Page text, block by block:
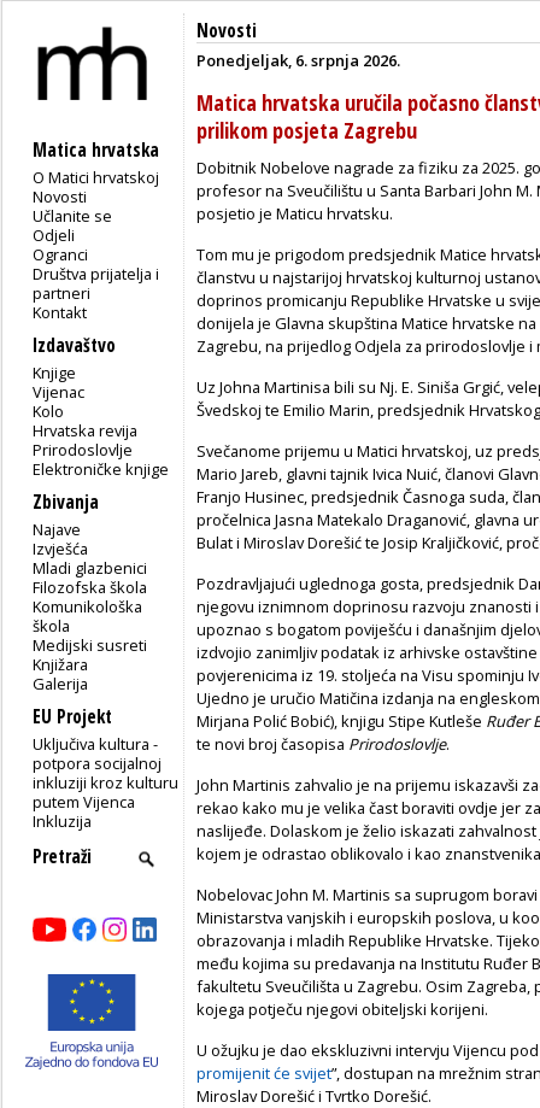
Matica hrvatska
O Matici hrvatskoj
Novosti
Učlanite se
Odjeli
Ogranci
Društva prijatelja i
partneri
Kontakt
Izdavaštvo
Knjige
Vijenac
Kolo
Hrvatska revija
Prirodoslovlje
Elektroničke knjige
Zbivanja
Najave
Izvješća
Mladi glazbenici
Filozofska škola
Komunikološka
škola
Medijski susreti
Knjižara
Galerija
EU Projekt
Uključiva kultura -
potpora socijalnoj
inkluziji kroz kulturu
putem Vijenca
Inkluzija
Novosti
Ponedjeljak, 6. srpnja 2026.
Matica hrvatska uručila počasno
prilikom posjeta Zagrebu
Dobitnik Nobelove nagrade za fiziku za 2025.
profesor na Sveučilištu u Santa Barbari John
posjetio je Maticu hrvatsku.
Tom mu je prigodom predsjednik Matice
članstvu u najstarijoj hrvatskoj kulturnoj
doprinos promicanju Republike Hrvatske u
donijela je Glavna skupština Matice hrvatske
Zagrebu, na prijedlog Odjela za prirodoslovlje i
Uz Johna Martinisa bili su Nj. E. Siniša Grgić,
Švedskoj te Emilio Marin, predsjednik
Svečanome prijemu u Matici hrvatskoj, uz
Mario Jareb, glavni tajnik Ivica Nuić, članovi
Franjo Husinec, predsjednik Časnoga suda,
pročelnica Jasna Matekalo Draganović, glavna
Bulat i Miroslav Dorešić te Josip Kraljičković,
Pozdravljajući uglednoga gosta, predsjednik
njegovu iznimnom doprinosu razvoju znanosti
upoznao s bogatom poviješću i današnjim
izdvojio zanimljiv podatak iz arhivske
povjerenicima iz 19. stoljeća na Visu spominju
Ujedno je uručio Matičina izdanja na
Mirjana Polić Bobić), knjigu Stipe Kutleše Ruđer
te novi broj časopisa Prirodoslovlje.
John Martinis zahvalio je na prijemu iskazavši
rekao kako mu je velika čast boraviti ovdje jer
naslijeđe. Dolaskom je želio iskazati
kojem je odrastao oblikovalo i kao
Nobelovac John M. Martinis sa suprugom
Ministarstva vanjskih i europskih poslova, u
obrazovanja i mladih Republike Hrvatske.
među kojima su predavanja na Institutu Ruđer
fakultetu Sveučilišta u Zagrebu. Osim
kojega potječu njegovi obiteljski korijeni.
U ožujku je dao ekskluzivni intervju Vijencu
promijenit će svijet”, dostupan na mrežnim
Miroslav Dorešić i Tvrtko Dorešić.